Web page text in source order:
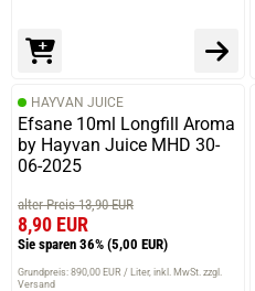
HAYVAN JUICE
Efsane 10ml Longfill Aroma
by Hayvan Juice MHD 30-
06-2025
alter Preis 13,90 EUR
8,90 EUR
Sie sparen 36% (5,00 EUR)
Grundpreis: 890,00 EUR / Liter inkl. MwSt. zzgl.
Versand